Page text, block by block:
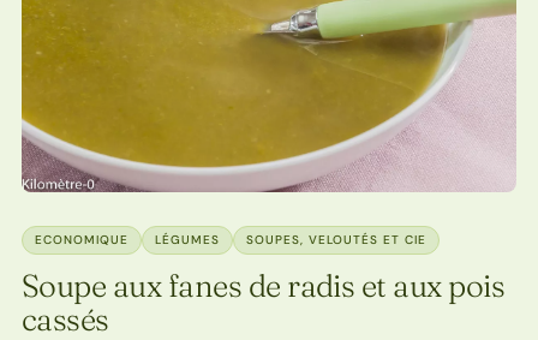
ECONOMIQUE LÉGUMES SOUPES, VELOUTÉS ET CIE
Soupe aux fanes de radis et aux pois
cassés